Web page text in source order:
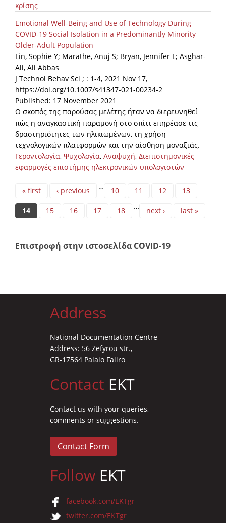
κρίσης
Emotional Well-Being and Use of Technology During
COVID-19 Social Isolation in a Predominantly Minority
Older-Adult Population
Lin, Sophie Y; Marathe, Anuj S; Bryan, Jennifer L; Asghar-
Ali, Ali Abbas
J Technol Behav Sci ; : 1-4, 2021 Nov 17,
https://doi.org/10.1007/s41347-021-00234-2
Published: 17 November 2021
Ο σκοπός της παρούσας μελέτης ήταν να διερευνηθεί
πώς η αναγκαστική παραμονή στο σπίτι επηρέασε τις
δραστηριότητες των ηλικιωμένων, τη χρήση
τεχνολογικών πλατφορμών και την αίσθηση μοναξιάς.
Γεροντολογία, Ψυχολογία, Αναψυχή, Διεπιστημονικές
εφαρμογές επιστήμης ηλεκτρονικών υπολογιστών
Pages
« first ‹ previous … 10 11 12 13
14 15 16 17 18 … next › last »
Επιστροφή στην ιστοσελίδα COVID-19
Address
National Documentation Centre
Address: 56 Zefyrou str.,
GR-17564 Palaio Faliro
Contact EKT
Contact us with your queries,
comments or suggestions.
Contact Form
Follow EKT
facebook.com/EKTgr
twitter.com/EKTgr